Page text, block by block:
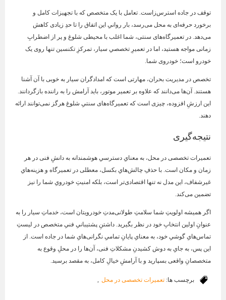
توقف در جاده استرس‌زاست. تعامل با یک متخصص که با تجهیزات کامل و
برخورد حرفه‌ای به محل می‌رسد، بار روانیِ این اتفاق را تا حدِ زیادی کاهش
می‌دهد. در تعمیرگاه‌های سنتی، شما اغلب با محیطی شلوغ و پر از اضطرابِ
زمانی مواجه هستید، اما در تعمیرِ تخصصیِ سیار، تمرکزِ تکنسین تنها روی یک
خودرو است؛ خودروی شما.
تخصص در مدیریت بحران، مهارتی است که امدادگران سیار به خوبی با آن آشنا
هستند. آن‌ها می‌دانند که علاوه بر تعمیر موتور، باید آرامش را به راننده بازگردانند.
این ارزشِ افزوده، چیزی است که تعمیرگاه‌های سنتیِ شلوغ هرگز نمی‌توانند ارائه
دهند.
نتیجه‌گیری
تعمیرات تخصصی در محل، به معنایِ دسترسیِ هوشمندانه به دانشِ فنی در هر
زمان و مکان است. با حذفِ چالش‌هایِ بکسل، معطلی در تعمیرگاه و هزینه‌هایِ
غیرشفاف، این مدل نه تنها اقتصادی‌تر است، بلکه امنیتِ خودرویِ شما را نیز
تضمین می‌کند.
اگر همیشه اولویتِ شما سلامتِ طولانی‌مدتِ خودرویتان است، خدماتِ سیار را به
عنوانِ اولین انتخابِ خود در نظر بگیرید. داشتنِ پشتیبانیِ فنیِ متخصص در لیستِ
تماس‌هایِ گوشیِ خود، به معنایِ پایانِ تمامیِ نگرانی‌هایِ شما در جاده است. از
این پس، به جایِ به دوش کشیدنِ مشکلاتِ فنی، آن‌ها را در محلِ وقوع به
متخصصانِ واقعی بسپارید و با آرامشِ خیالِ کامل، به مقصد برسید.
برچسب ها: تعمیرات تخصصی در محل